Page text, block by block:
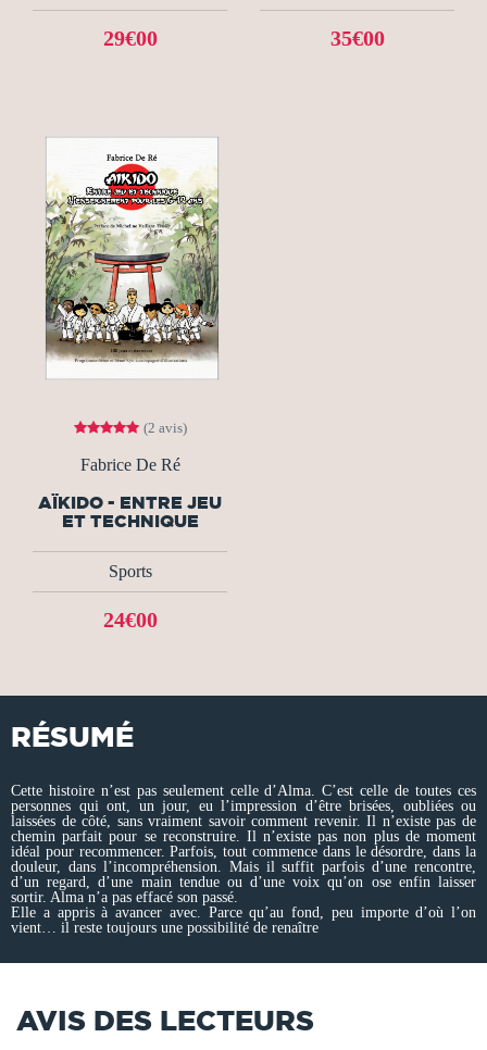
29€00 35€00
(2 avis)
Fabrice De Ré
AÏKIDO - ENTRE JEU
ET TECHNIQUE
Sports
24€00
RÉSUMÉ
Cette histoire n’est pas seulement celle d’Alma. C’est celle de toutes ces
personnes qui ont, un jour, eu l’impression d’être brisées, oubliées ou
laissées de côté, sans vraiment savoir comment revenir. Il n’existe pas de
chemin parfait pour se reconstruire. Il n’existe pas non plus de moment
idéal pour recommencer. Parfois, tout commence dans le désordre, dans la
douleur, dans l’incompréhension. Mais il suffit parfois d’une rencontre,
d’un regard, d’une main tendue ou d’une voix qu’on ose enfin laisser
sortir. Alma n’a pas effacé son passé.
Elle a appris à avancer avec. Parce qu’au fond, peu importe d’où l’on
vient… il reste toujours une possibilité de renaître
AVIS DES LECTEURS